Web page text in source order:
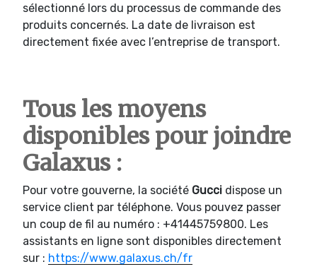
sélectionné lors du processus de commande des
produits concernés. La date de livraison est
directement fixée avec l’entreprise de transport.
Tous les moyens
disponibles pour joindre
Galaxus :
Pour votre gouverne, la société Gucci dispose un
service client par téléphone. Vous pouvez passer
un coup de fil au numéro : +41445759800. Les
assistants en ligne sont disponibles directement
sur : https://www.galaxus.ch/fr